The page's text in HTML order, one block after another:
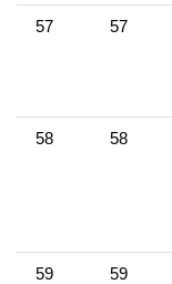
57 57
58 58
59 59